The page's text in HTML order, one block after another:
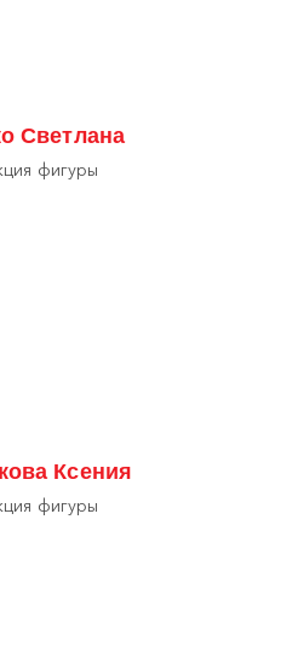
Светлана
фигуры
Ксения
фигуры